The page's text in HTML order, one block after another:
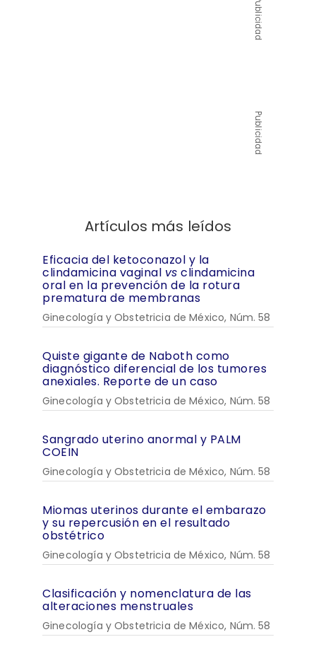
Publicidad
Publicidad
Artículos más leídos
Eficacia del ketoconazol y la
clindamicina vaginal vs clindamicina
oral en la prevención de la rotura
prematura de membranas
Ginecología y Obstetricia de México, Núm. 58
Quiste gigante de Naboth como
diagnóstico diferencial de los tumores
anexiales. Reporte de un caso
Ginecología y Obstetricia de México, Núm. 58
Sangrado uterino anormal y PALM
COEIN
Ginecología y Obstetricia de México, Núm. 58
Miomas uterinos durante el embarazo
y su repercusión en el resultado
obstétrico
Ginecología y Obstetricia de México, Núm. 58
Clasificación y nomenclatura de las
alteraciones menstruales
Ginecología y Obstetricia de México, Núm. 58